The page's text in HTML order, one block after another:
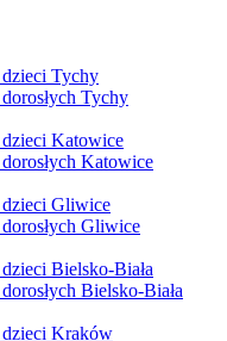
Tychy
Tychy
Katowice
Katowice
dzieci Gliwice
Gliwice
Bielsko-Biała
Bielsko-Biała
dzieci Kraków